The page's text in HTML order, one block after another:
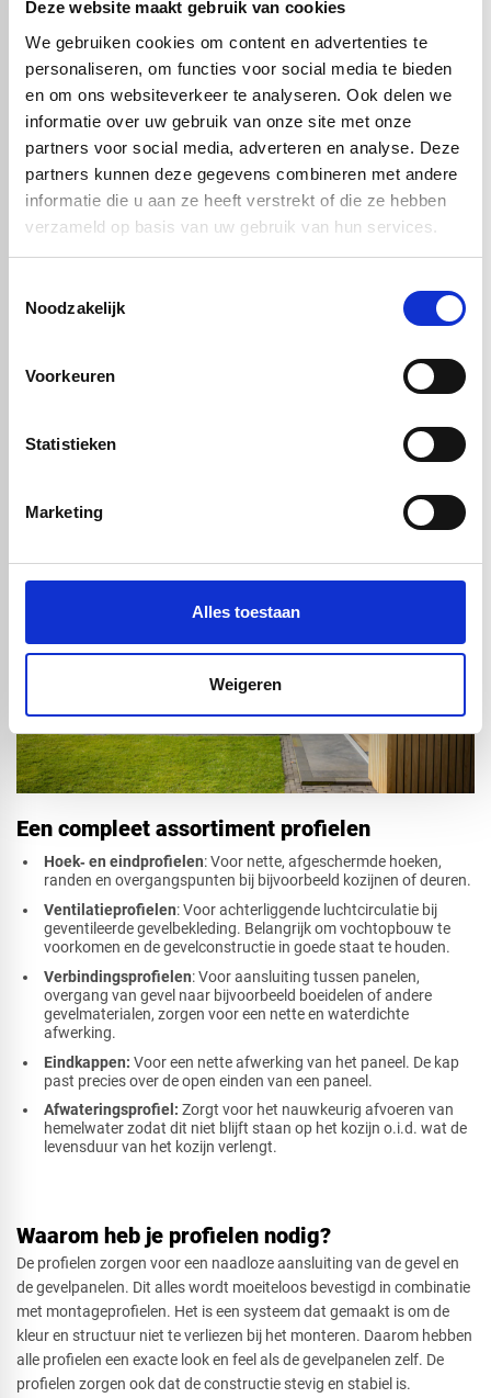
Deze website maakt gebruik van cookies
We gebruiken cookies om content en advertenties te
personaliseren, om functies voor social media te bieden
en om ons websiteverkeer te analyseren. Ook delen we
informatie over uw gebruik van onze site met onze
partners voor social media, adverteren en analyse. Deze
partners kunnen deze gegevens combineren met andere
informatie die u aan ze heeft verstrekt of die ze hebben
verzameld op basis van uw gebruik van hun services.
Noodzakelijk
Voorkeuren
Statistieken
Marketing
Alles toestaan
Weigeren
Artikelnummer: 51184
In winkelwagen
Een compleet assortiment profielen
Hoek‑ en eindprofielen: Voor nette, afgeschermde hoeken,
randen en overgangspunten bij bijvoorbeeld kozijnen of deuren.
Ventilatieprofielen: Voor achterliggende luchtcirculatie bij
geventileerde gevelbekleding. Belangrijk om vochtopbouw te
voorkomen en de gevelconstructie in goede staat te houden.
Verbindingsprofielen: Voor aansluiting tussen panelen,
overgang van gevel naar bijvoorbeeld boeidelen of andere
gevelmaterialen, zorgen voor een nette en waterdichte
afwerking.
Eindkappen: Voor een nette afwerking van het paneel. De kap
past precies over de open einden van een paneel.
Afwateringsprofiel: Zorgt voor het nauwkeurig afvoeren van
hemelwater zodat dit niet blijft staan op het kozijn o.i.d. wat de
levensduur van het kozijn verlengt.
Waarom heb je profielen nodig?
De profielen zorgen voor een naadloze aansluiting van de gevel en
de gevelpanelen. Dit alles wordt moeiteloos bevestigd in combinatie
met montageprofielen. Het is een systeem dat gemaakt is om de
kleur en structuur niet te verliezen bij het monteren. Daarom hebben
alle profielen een exacte look en feel als de gevelpanelen zelf. De
profielen zorgen ook dat de constructie stevig en stabiel is.